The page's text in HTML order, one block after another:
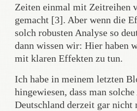
Zeiten einmal mit Zeitreihen
gemacht [3]. Aber wenn die
solch robusten Analyse so
dann wissen wir: Hier haben
mit klaren Effekten zu tun.
Ich habe in meinem letzten
hingewiesen, dass man
Deutschland derzeit gar nicht